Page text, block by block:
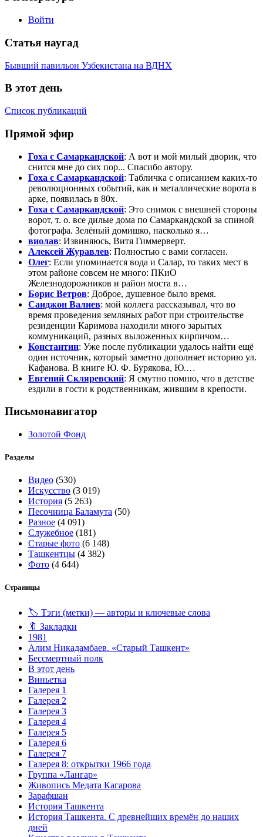
Войти
Статья наугад
Бывший павильон Узбекистана на ВДНХ
В этот день
Список публикаций
Прямой эфир
Гоха с Самаркандской: А вот и мой милый дворик, что
снится мне до сих пор... Спасибо автору.
Гоха с Самаркандской: Табличка с описанием каких-то
революционных событий, как и металлические ворота в
арке, появилась в 80х.
Гоха с Самаркандской: Это снимок с внешней стороны
ворот, т. о. все дилые дома по Самаркандской за спиной
фотографа. Зелёный домишко, насколько я…
виолав: Извиняюсь, Витя Гиммерверт.
Алексей Журавлев: Полностью с вами согласен.
Олег: Если упоминается вода и Салар, то таких мест в
этом районе совсем не много: ПКиО
Железнодорожников и район моста в…
Борис Ветров: Доброе, душевное было время.
Саиджон Валиев: мой коллега рассказывал, что во
время проведения земляных работ при строительстве
резиденции Каримова находили много зарытых
коммуникаций, разных выложенных кирпичом…
Константин: Уже после публикации удалось найти ещё
один источник, который заметно дополняет историю ул.
Кафанова. В книге Ю. Ф. Бурякова, Ю.…
Евгений Скляревский: Я смутно помню, что в детстве
ездили в гости к родственникам, жившим в крепости.
Письмонавигатор
Золотой Фонд
Разделы
Видео (530)
Искусство (3 019)
История (5 263)
Песочница Баламута (50)
Разное (4 091)
Служебное (181)
Старые фото (6 148)
Ташкентцы (4 382)
Фото (4 644)
Страницы
🏷️ Тэги (метки) — авторы и ключевые слова
🔖 Закладки
1981
Алим Никадамбаев. «Старый Ташкент»
Бессмертный полк
В этот день
Виньетка
Галерея 1
Галерея 2
Галерея 3
Галерея 4
Галерея 5
Галерея 6
Галерея 7
Галерея 8: открытки 1966 года
Группа «Лангар»
Живопись Медата Кагарова
Зарафшан
История Ташкента
История Ташкента. С древнейших времён до наших
дней